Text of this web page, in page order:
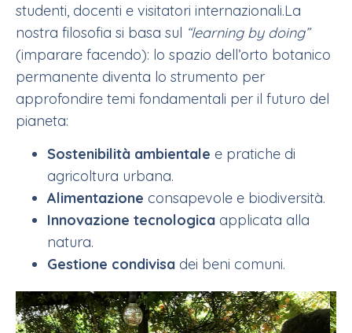
studenti, docenti e visitatori internazionali.La
nostra filosofia si basa sul “learning by doing”
(imparare facendo): lo spazio dell’orto botanico
permanente diventa lo strumento per
approfondire temi fondamentali per il futuro del
pianeta:
Sostenibilità ambientale e pratiche di
agricoltura urbana.
Alimentazione consapevole e biodiversità.
Innovazione tecnologica applicata alla
natura.
Gestione condivisa dei beni comuni.